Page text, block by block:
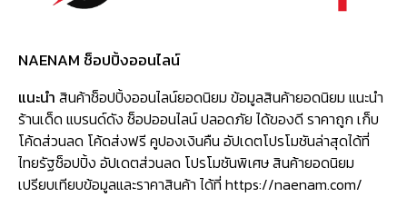
NAENAM ช็อปปิ้งออนไลน์
แนะนำ สินค้าช็อปปิ้งออนไลน์ยอดนิยม ข้อมูลสินค้ายอดนิยม แนะนำ
ร้านเด็ด แบรนด์ดัง ช็อปออนไลน์ ปลอดภัย ได้ของดี ราคาถูก เก็บ
โค้ดส่วนลด โค้ดส่งฟรี คูปองเงินคืน อัปเดตโปรโมชันล่าสุดได้ที่
ไทยรัฐช็อปปิ้ง อัปเดตส่วนลด โปรโมชันพิเศษ สินค้ายอดนิยม
เปรียบเทียบข้อมูลและราคาสินค้า ได้ที่ https://naenam.com/